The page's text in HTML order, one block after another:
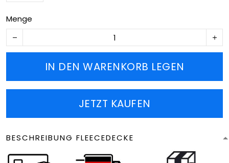
Menge
IN DEN WARENKORB LEGEN
JETZT KAUFEN
BESCHREIBUNG FLEECEDECKE